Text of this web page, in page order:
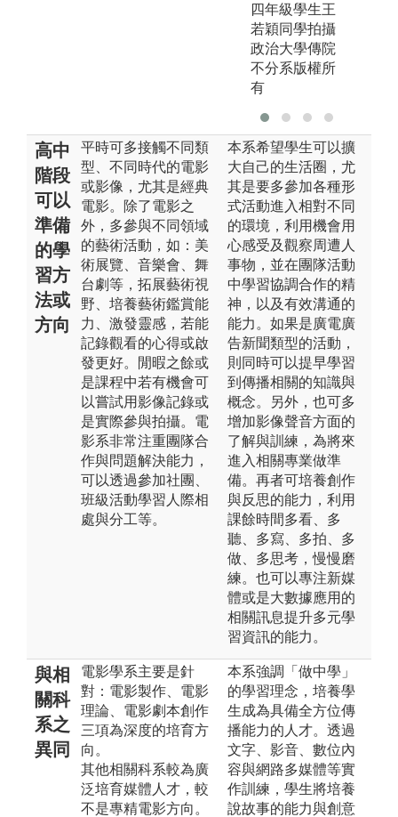
四年級學生王
若穎同學拍攝
政治大學傳院
不分系版權所
有
高中
階段
可以
準備
的學
習方
法或
方向
平時可多接觸不同類
型、不同時代的電影
或影像，尤其是經典
電影。除了電影之
外，多參與不同領域
的藝術活動，如：美
術展覽、音樂會、舞
台劇等，拓展藝術視
野、培養藝術鑑賞能
力、激發靈感，若能
記錄觀看的心得或啟
發更好。閒暇之餘或
是課程中若有機會可
以嘗試用影像記錄或
是實際參與拍攝。電
影系非常注重團隊合
作與問題解決能力，
可以透過參加社團、
班級活動學習人際相
處與分工等。
本系希望學生可以擴
大自己的生活圈，尤
其是要多參加各種形
式活動進入相對不同
的環境，利用機會用
心感受及觀察周遭人
事物，並在團隊活動
中學習協調合作的精
神，以及有效溝通的
能力。如果是廣電廣
告新聞類型的活動，
則同時可以提早學習
到傳播相關的知識與
概念。另外，也可多
增加影像聲音方面的
了解與訓練，為將來
進入相關專業做準
備。再者可培養創作
與反思的能力，利用
課餘時間多看、多
聽、多寫、多拍、多
做、多思考，慢慢磨
練。也可以專注新媒
體或是大數據應用的
相關訊息提升多元學
習資訊的能力。
與相
關科
系之
異同
電影學系主要是針
對：電影製作、電影
理論、電影劇本創作
三項為深度的培育方
向。
其他相關科系較為廣
泛培育媒體人才，較
不是專精電影方向。
本系強調「做中學」
的學習理念，培養學
生成為具備全方位傳
播能力的人才。透過
文字、影音、數位內
容與網路多媒體等實
作訓練，學生將培養
說故事的能力與創意